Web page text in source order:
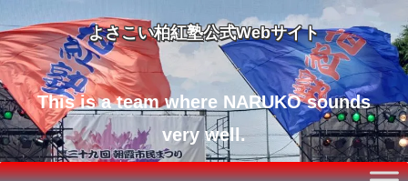
よさこい柏紅塾公式Webサイト
This is a team where NARUKO sounds
very well.